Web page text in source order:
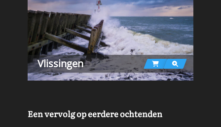
Vlissingen
Een vervolg op eerdere ochtenden